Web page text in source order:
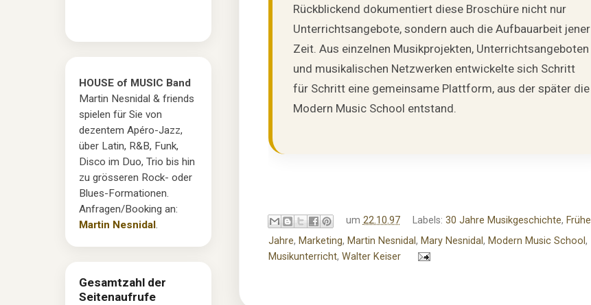
Rückblickend dokumentiert diese Broschüre nicht nur
Unterrichtsangebote, sondern auch die Aufbauarbeit jener
Zeit. Aus einzelnen Musikprojekten, Unterrichtsangeboten
und musikalischen Netzwerken entwickelte sich Schritt
für Schritt eine gemeinsame Plattform, aus der später die
Modern Music School entstand.
um 22.10.97 Labels:30 Jahre Musikgeschichte, Frühe
Jahre, Marketing, Martin Nesnidal, Mary Nesnidal, Modern Music School ,
Musikunterricht, Walter Keiser
HOUSE of MUSIC Band
Martin Nesnidal & friends
spielen für Sie von
dezentem Apéro-Jazz,
über Latin, R&B, Funk,
Disco im Duo, Trio bis hin
zu grösseren Rock- oder
Blues-Formationen.
Anfragen/Booking an:
Martin Nesnidal.
Gesamtzahl der
Seitenaufrufe